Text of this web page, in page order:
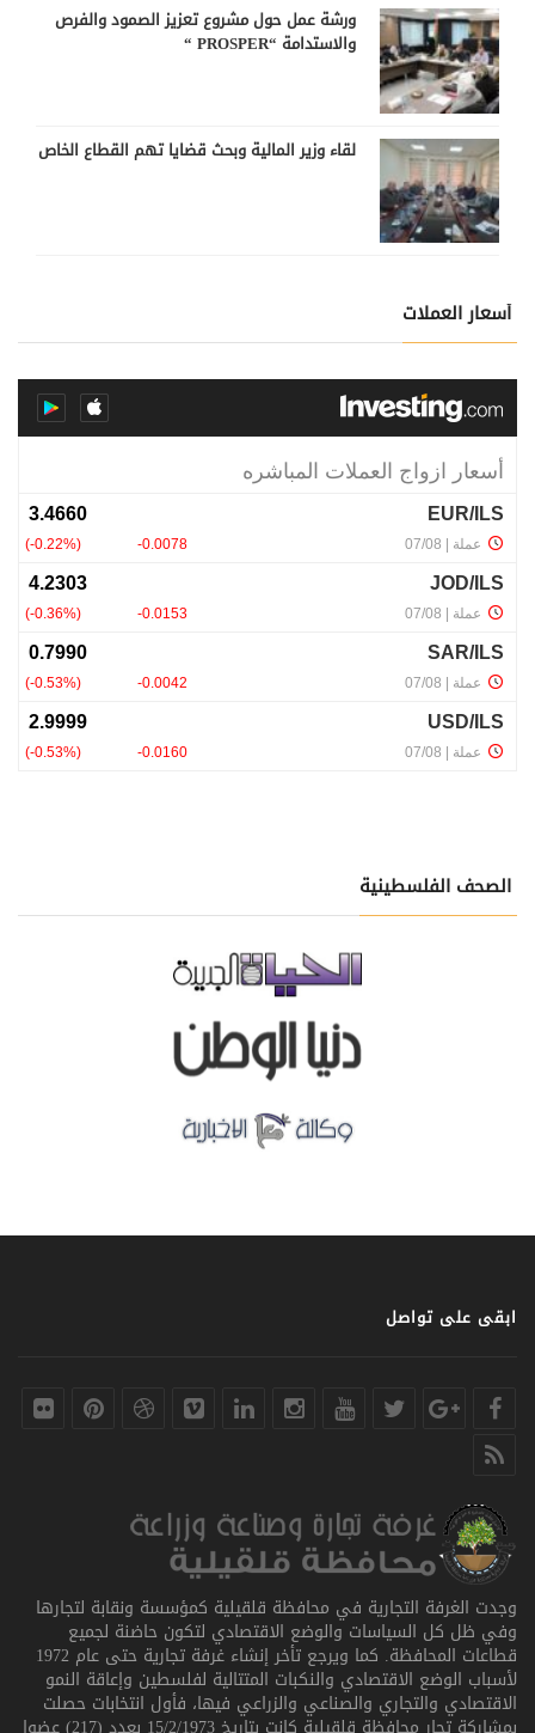
ورشة عمل حول مشروع تعزيز الصمود والفرص
والاستدامة “PROSPER “
لقاء وزير المالية وبحث قضايا تهم القطاع الخاص
أسعار العملات
الصحف الفلسطينية
ابقى على تواصل
وجدت الغرفة التجارية في محافظة قلقيلية كمؤسسة ونقابة لتجارها
وفي ظل كل السياسات والوضع الاقتصادي لتكون حاضنة لجميع
قطاعات المحافظة. كما ويرجع تأخر إنشاء غرفة تجارية حتى عام 1972
لأسباب الوضع الاقتصادي والنكبات المتتالية لفلسطين وإعاقة النمو
الاقتصادي والتجاري والصناعي والزراعي فيها، فأول انتخابات حصلت